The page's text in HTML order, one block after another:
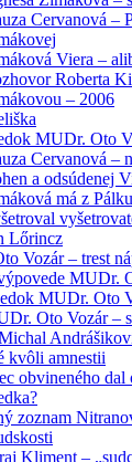
Cervanová –
Viera –
Roberta
– 2006
MUDr. Oto
Cervanová –
a odsúdenej
má z
Lőrincz
Vozár – trest
MUDr.
MUDr. Oto
Oto Vozár –
kvôli amnestii
obvineného
zoznam
Kliment –